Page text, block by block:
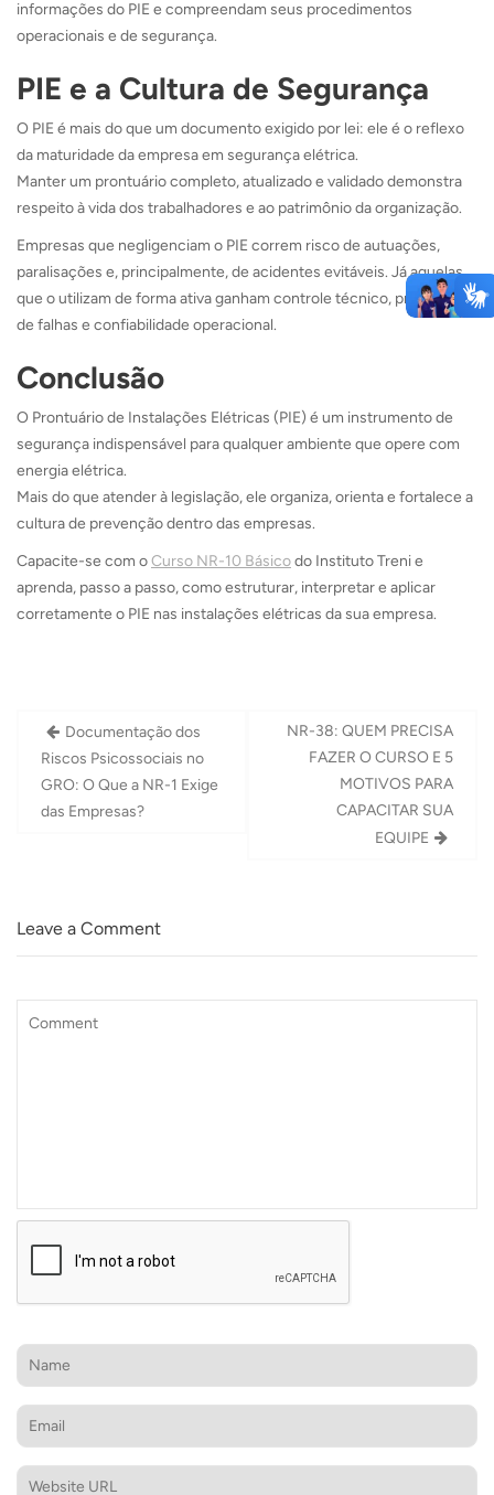
informações do PIE e compreendam seus procedimentos
operacionais e de segurança.
PIE e a Cultura de Segurança
O PIE é mais do que um documento exigido por lei: ele é o reflexo
da maturidade da empresa em segurança elétrica.
Manter um prontuário completo, atualizado e validado demonstra
respeito à vida dos trabalhadores e ao patrimônio da organização.
Empresas que negligenciam o PIE correm risco de autuações,
paralisações e, principalmente, de acidentes evitáveis. Já aquelas
que o utilizam de forma ativa ganham controle técnico, prevenção
de falhas e confiabilidade operacional.
Conclusão
O Prontuário de Instalações Elétricas (PIE) é um instrumento de
segurança indispensável para qualquer ambiente que opere com
energia elétrica.
Mais do que atender à legislação, ele organiza, orienta e fortalece a
cultura de prevenção dentro das empresas.
Capacite-se com oCurso NR-10 Básicodo Instituto Treni e
aprenda, passo a passo, como estruturar, interpretar e aplicar
corretamente o PIE nas instalações elétricas da sua empresa.
Navegação
de
Post
Documentação dos
Riscos Psicossociais no
GRO: O Que a NR-1 Exige
das Empresas?
NR-38: QUEM PRECISA
FAZER O CURSO E 5
MOTIVOS PARA
CAPACITAR SUA
EQUIPE
Leave a Comment